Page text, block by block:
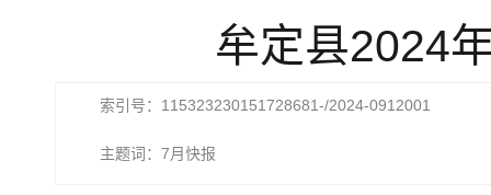
牟定县2024
索引号：115323230151728681-/2024-0912001
主题词：7月快报